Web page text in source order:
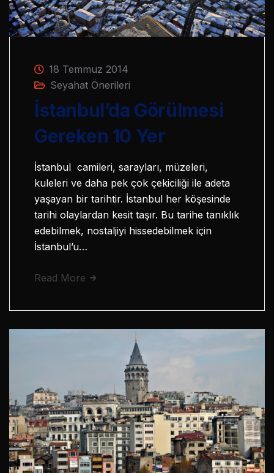
18 Temmuz 2014
Seyahat Önerileri
İstanbul’da Görülmesi
Gereken 10 Yer
İstanbul camileri, sarayları, müzeleri,
kuleleri ve daha pek çok çekiciliği ile adeta
yaşayan bir tarihtir. İstanbul her köşesinde
tarihi olaylardan kesit taşır. Bu tarihe tanıklık
edebilmek, nostaljiyi hissedebilmek için
İstanbul’u…
Read More